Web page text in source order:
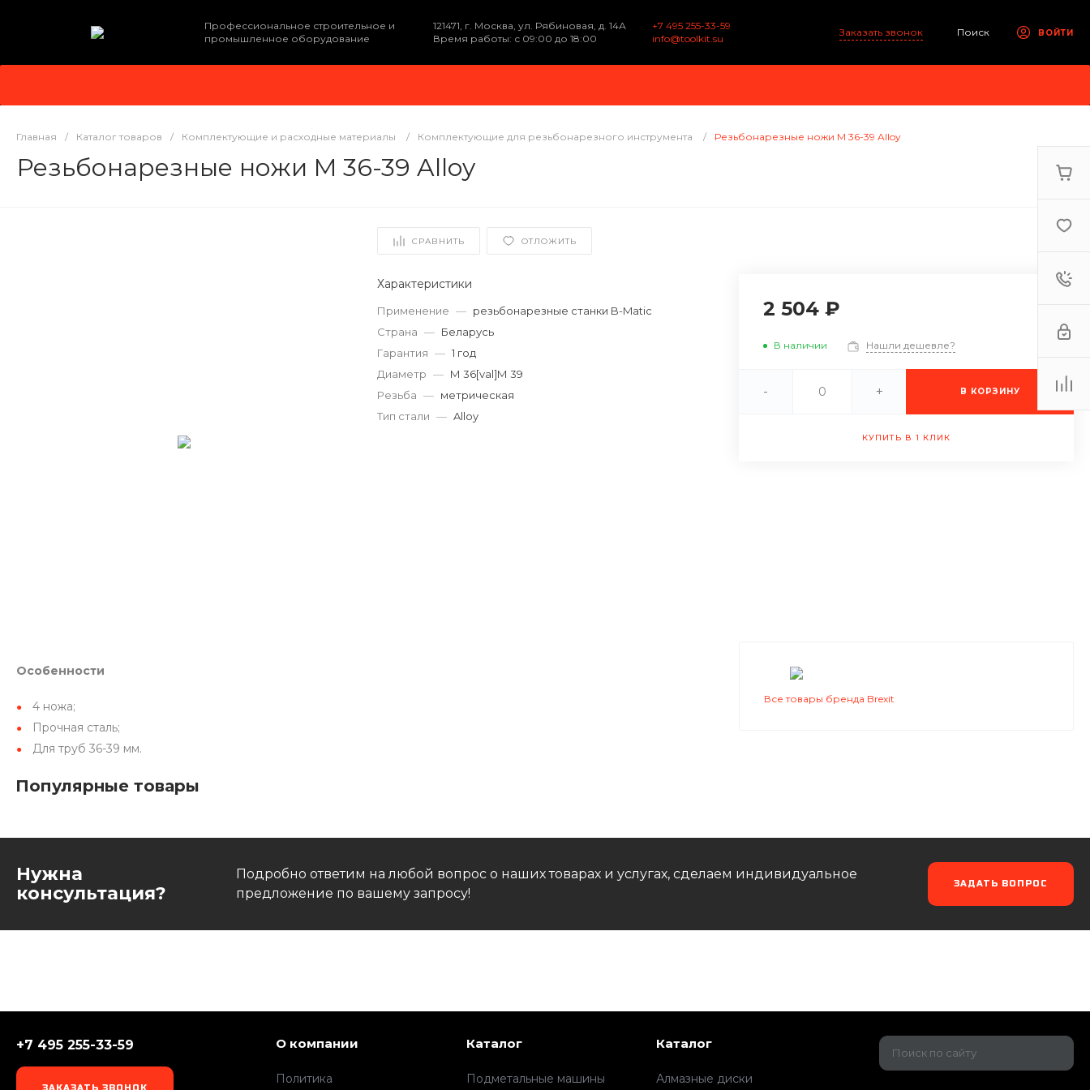
Профессиональное строительное и
промышленное оборудование
121471, г. Москва, ул. Рябиновая, д. 14А
Время работы: с 09:00 до 18:00
+7 495 255-33-59
info@toolkit.su
Заказать звонок Поиск ВОЙТИ
Главная / Каталог товаров / Комплектующие и расходные материалы / Комплектующие для резьбонарезного инструмента / Резьбонарезные ножи M 36-39 Alloy
Резьбонарезные ножи M 36-39 Alloy
СРАВНИТЬ ОТЛОЖИТЬ
Характеристики
Применение — резьбонарезные станки B-Matic
Страна — Беларусь
Гарантия — 1 год
Диаметр — М 36[val]М 39
Резьба — метрическая
Тип стали — Alloy
2 504 ₽
В наличии Нашли дешевле?
- + В КОРЗИНУ
КУПИТЬ В 1 КЛИК
Особенности
4 ножа;
Прочная сталь;
Для труб 36-39 мм.
Все товары бренда Brexit
Популярные товары
Нужна
консультация?
Подробно ответим на любой вопрос о наших товарах и услугах, сделаем индивидуальное
предложение по вашему запросу!
ЗАДАТЬ ВОПРОС
+7 495 255-33-59 О компании
Политика
Каталог
Подметальные машины
Каталог
Алмазные диски